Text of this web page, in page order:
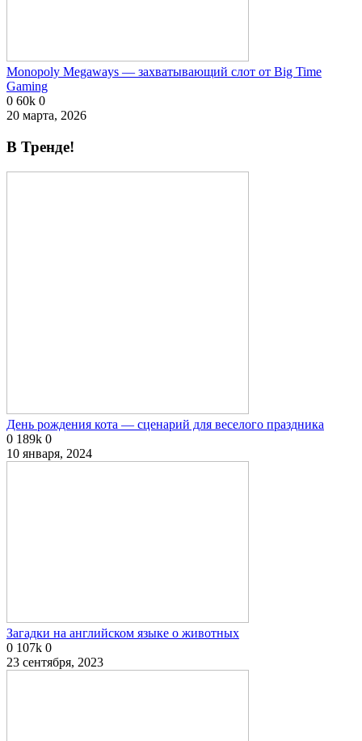
Monopoly Megaways — захватывающий слот от Big Time
Gaming
0 60k 0
20 марта, 2026
В Тренде!
День рождения кота — сценарий для веселого праздника
0 189k 0
10 января, 2024
Загадки на английском языке о животных
0 107k 0
23 сентября, 2023